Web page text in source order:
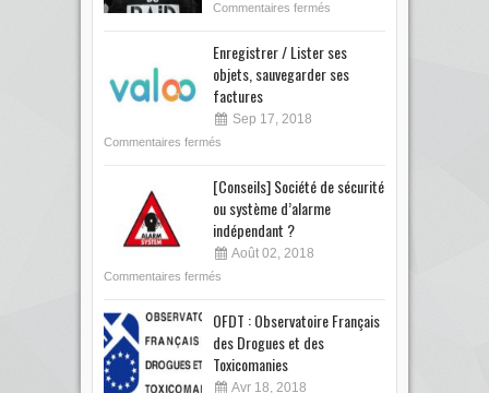
Commentaires fermés
Enregistrer / Lister ses
objets, sauvegarder ses
factures
Sep 17, 2018
Commentaires fermés
[Conseils] Société de sécurité
ou système d’alarme
indépendant ?
Août 02, 2018
Commentaires fermés
OFDT : Observatoire Français
des Drogues et des
Toxicomanies
Avr 18, 2018